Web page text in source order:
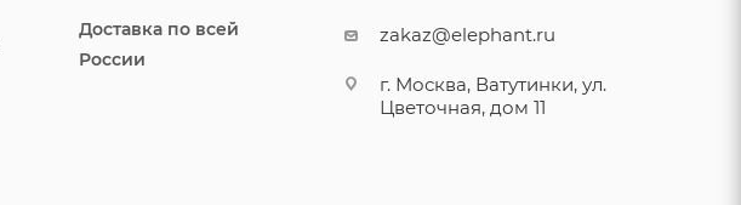
Доставка по всей
России
zakaz@elephant.ru
г. Москва, Ватутинки, ул.
Цветочная, дом 11